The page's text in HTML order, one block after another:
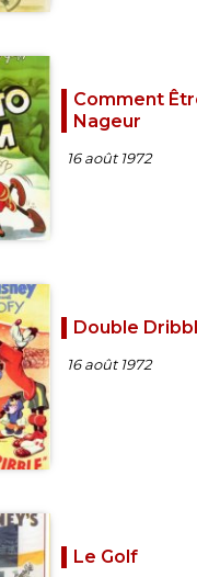
Comment
Nageur
16 août 1972
Double
16 août 1972
Le Golf